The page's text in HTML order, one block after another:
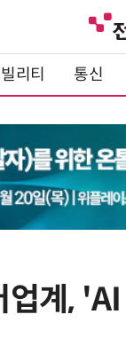
리티 통신
계,